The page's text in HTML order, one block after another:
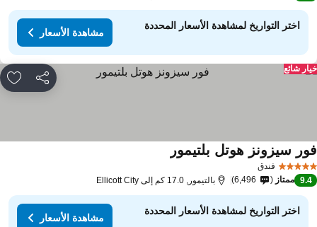
اختر التواريخ لمشاهدة الأسعار المحددة
مشاهدة الأسعار
مشاركة
شائع
فندق
سيزونز هوتل بلتيمور
9.4 ممتاز 6,496 بالتيمور, 17.0 كم إلى Ellicott City
اختر التواريخ لمشاهدة الأسعار المحددة
مشاهدة الأسعار